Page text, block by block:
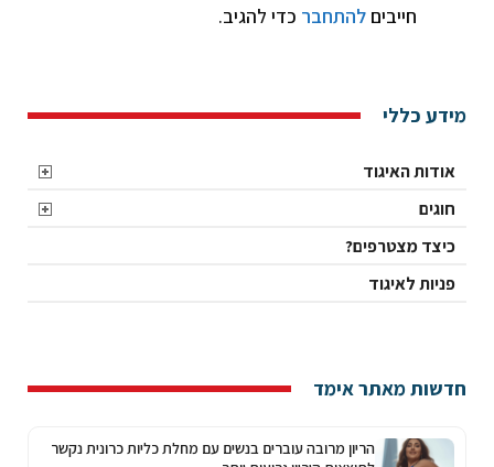
חייבים להתחבר כדי להגיב.
מידע כללי
אודות האיגוד
חוגים
כיצד מצטרפים?
פניות לאיגוד
חדשות מאתר אימד
הריון מרובה עוברים בנשים עם מחלת כליות כרונית נקשר